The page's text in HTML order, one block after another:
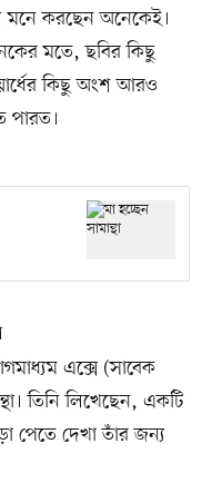
মনে করছেন অনেকেই।
মতে, ছবির কিছু
কিছু অংশ আরও
পারত।
এক্সে (সাবেক
তিনি লিখেছেন, একটি
পেতে দেখা তাঁর জন্য